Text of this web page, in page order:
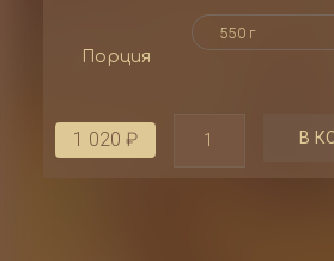
Порция
1 020 ₽
товара
грудки
В